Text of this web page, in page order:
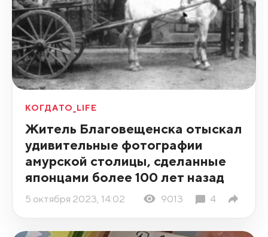
КОГДАТО_LIFE
Житель Благовещенска отыскал
удивительные фотографии
амурской столицы, сделанные
японцами более 100 лет назад
5 октября 2023, 14:02 9013 4